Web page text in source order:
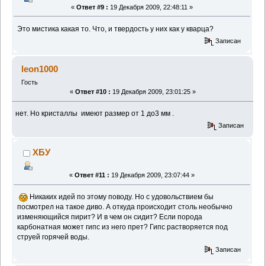
« Ответ #9 : 19 Декабря 2009, 22:48:11 »
Это мистика какая то. Что, и твердость у них как у кварца?
Записан
leon1000
Гость
« Ответ #10 : 19 Декабря 2009, 23:01:25 »
нет. Но кристаллы имеют размер от 1 до3 мм .
Записан
ХБУ
« Ответ #11 : 19 Декабря 2009, 23:07:44 »
Никаких идей по этому поводу. Но с удовольствием бы
посмотрел на такое диво. А откуда происходит столь необычно
изменяющийся пирит? И в чем он сидит? Если порода
карбонатная может гипс из него прет? Гипс растворяется под
струей горячей воды.
Записан